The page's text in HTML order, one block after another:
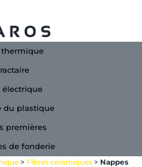
thermique
électrique
du plastique
premières
de fonderie
> Fibres céramiques > Nappes